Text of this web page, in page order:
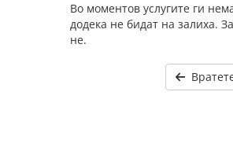
Во моментов услугите ги
додека не бидат на залиха.
не.